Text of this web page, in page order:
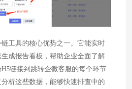
工具的核心优势之一。它能实时
成报告看板，帮助企业全面了解
链接到跳转企微客服的每个环节
析这些数据，能够快速排查中的